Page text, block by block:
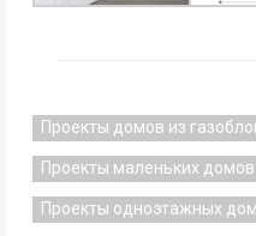
Проекты домов из
Проекты маленьких
Проекты одноэтажных